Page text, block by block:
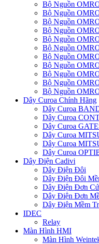
Bộ Nguồn
Bộ Nguồn
Bộ Nguồn
Bộ Nguồn
Bộ Nguồn
Bộ Nguồn
Bộ Nguồn
Bộ Nguồn
Bộ Nguồn
Bộ Nguồn
Bộ Nguồn
Dây Curoa Chính Hãng
Dây Curoa
Dây Curoa
Dây Curoa
Dây Curoa
Dây Curoa
Dây Curoa
Dây Điện Cadivi
Dây Điện Đôi
Dây Điện Đôi
Dây Điện Đơn
Dây Điện Đơn
Dây Điện Mềm
IDEC
Relay
Màn Hình HMI
Màn Hình